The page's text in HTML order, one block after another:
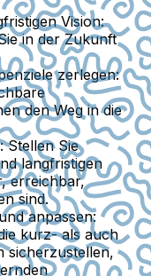
Vision:
in der Zukunft
zerlegen:
den Weg in die
: Stellen Sie
langfristigen
erreichbar,
sind.
anpassen:
kurz- als auch
sicherzustellen,